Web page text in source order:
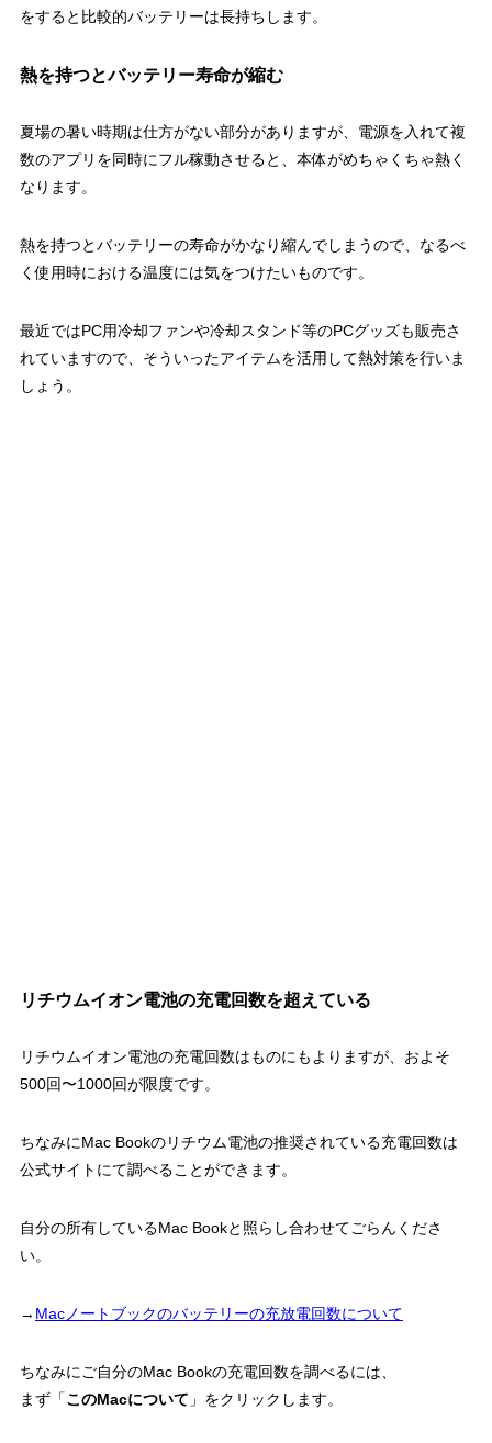
をすると比較的バッテリーは長持ちします。
熱を持つとバッテリー寿命が縮む
夏場の暑い時期は仕方がない部分がありますが、電源を入れて複
数のアプリを同時にフル稼動させると、本体がめちゃくちゃ熱く
なります。
熱を持つとバッテリーの寿命がかなり縮んでしまうので、なるべ
く使用時における温度には気をつけたいものです。
最近ではPC用冷却ファンや冷却スタンド等のPCグッズも販売さ
れていますので、そういったアイテムを活用して熱対策を行いま
しょう。
リチウムイオン電池の充電回数を超えている
リチウムイオン電池の充電回数はものにもよりますが、およそ
500回〜1000回が限度です。
ちなみにMac Bookのリチウム電池の推奨されている充電回数は
公式サイトにて調べることができます。
自分の所有しているMac Bookと照らし合わせてごらんくださ
い。
→ Macノートブックのバッテリーの充放電回数について
ちなみにご自分のMac Bookの充電回数を調べるには、
まず「このMacについて 」をクリックします。